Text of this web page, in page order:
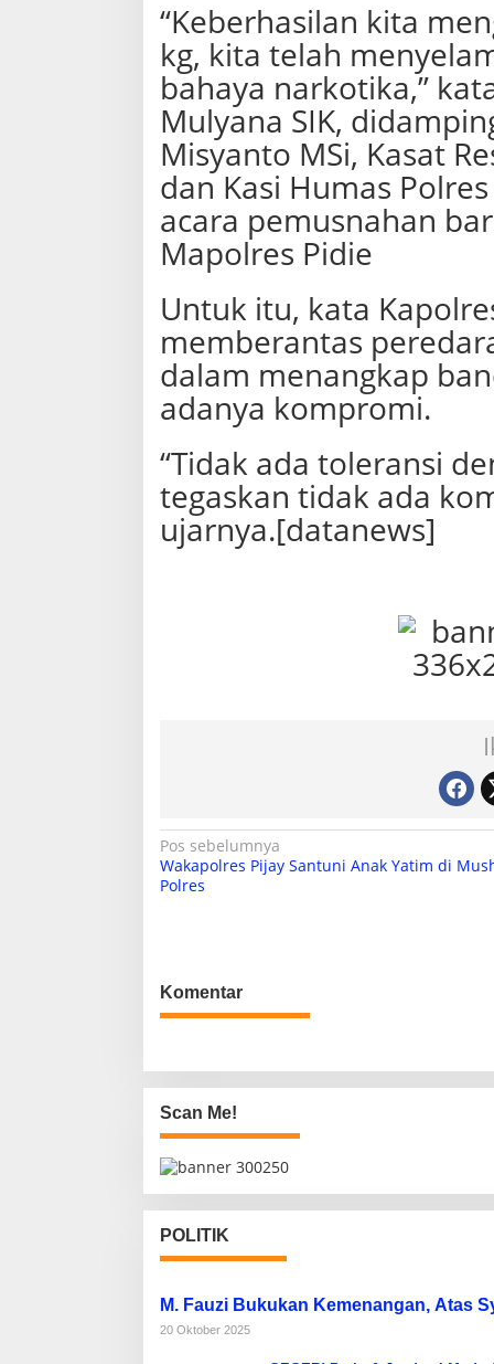
“Keberhasilan kita
kg, kita telah
bahaya narkotika,”
Mulyana SIK,
Misyanto MSi, Kasat
dan Kasi Humas
acara pemusnahan
Mapolres Pidie
Untuk itu, kata
memberantas
dalam menangkap
adanya kompromi.
“Tidak ada toleransi
tegaskan tidak ada
ujarnya.[datanews]
N
a
a
i
p
o
s
Pos sebelumnya
Wakapolres Pijay Santuni Anak Yatim di
Polres
Komentar
Scan Me!
POLITIK
M. Fauzi Bukukan Kemenangan, Atas
20 Oktober 2025